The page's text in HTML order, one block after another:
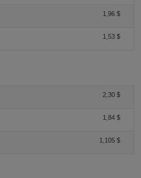
1,96 $
1,53 $
2,30 $
1,84 $
1,105 $